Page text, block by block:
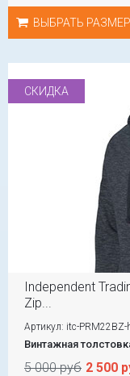
ВЫБРАТЬ РАЗМЕР
СКИДКА
Independent
Zip...
Артикул: itc-PRM22BZ-
Винтажная
5 000 руб 2 500